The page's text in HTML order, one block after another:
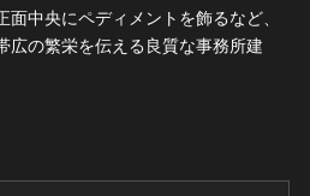
中央にペディメントを飾るなど、
広の繁栄を伝える良質な事務所建